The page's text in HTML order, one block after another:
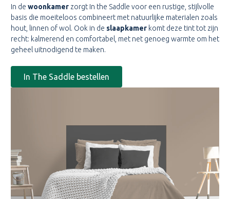
In de woonkamer zorgt In the Saddle voor een rustige, stijlvolle
basis die moeiteloos combineert met natuurlijke materialen zoals
hout, linnen of wol. Ook in de slaapkamer komt deze tint tot zijn
recht: kalmerend en comfortabel, met net genoeg warmte om het
geheel uitnodigend te maken.
In The Saddle bestellen